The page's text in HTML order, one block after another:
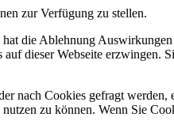
zur Verfügung zu stellen.
die Ablehnung
dieser Webseite erzwingen.
nach Cookies gefragt
zu können. Wenn Sie